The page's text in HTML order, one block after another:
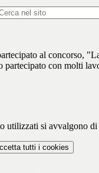
al concorso,
con molti
utilizzati si avvalgono
tutti i cookies